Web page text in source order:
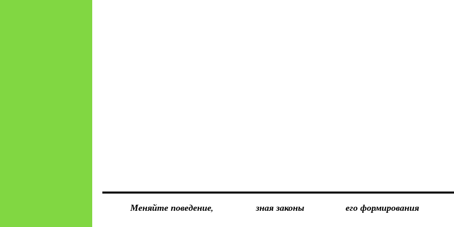
Меняйте поведение, зная законы его формирования